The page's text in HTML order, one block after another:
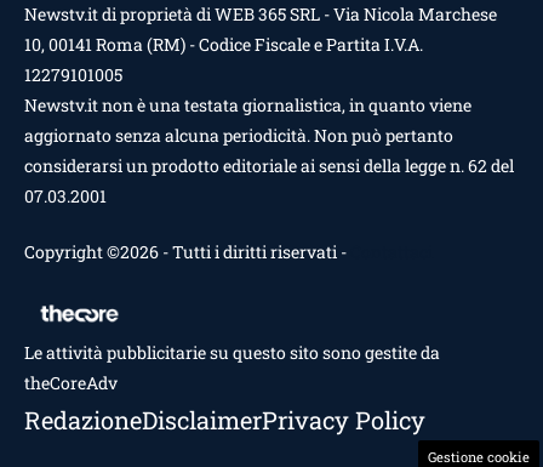
Newstv.it di proprietà di WEB 365 SRL - Via Nicola Marchese
10, 00141 Roma (RM) - Codice Fiscale e Partita I.V.A.
12279101005
Newstv.it non è una testata giornalistica, in quanto viene
aggiornato senza alcuna periodicità. Non può pertanto
considerarsi un prodotto editoriale ai sensi della legge n. 62 del
07.03.2001
Copyright ©2026 - Tutti i diritti riservati -
Le attività pubblicitarie su questo sito sono gestite da
theCoreAdv
RedazioneDisclaimerPrivacy Policy
Gestione cookie